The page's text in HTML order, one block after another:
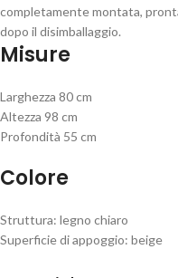
completamente montata,
dopo il disimballaggio.
Misure
Larghezza 80 cm
Altezza 98 cm
Profondità 55 cm
Colore
Struttura: legno chiaro
Superficie di appoggio: beige